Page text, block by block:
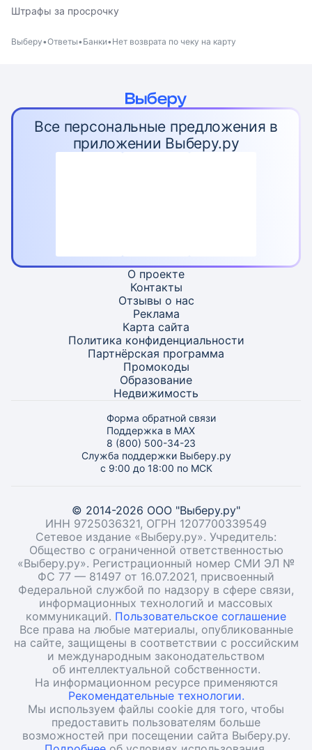
Штрафы за просрочку
Выберу Ответы Банки Нет возврата по чеку на карту
Все персональные предложения в
приложении Выберу.ру
О проекте
Контакты
Отзывы о нас
Реклама
Карта сайта
Политика конфиденциальности
Партнёрская программа
Промокоды
Образование
Недвижимость
Форма обратной связи
Поддержка в MAX
8 (800) 500-34-23
Служба поддержки Выберу.ру
с 9:00 до 18:00 по МСК
© 2014-2026 ООО "Выберу.ру"
ИНН 9725036321, ОГРН 1207700339549
Сетевое издание «Выберу.ру». Учредитель:
Общество с ограниченной ответственностью
«Выберу.ру». Регистрационный номер СМИ ЭЛ №
ФС 77 — 81497 от 16.07.2021, присвоенный
Федеральной службой по надзору в сфере связи,
информационных технологий и массовых
коммуникаций. Пользовательское соглашение
Все права на любые материалы, опубликованные
на сайте, защищены в соответствии с российским
и международным законодательством
об интеллектуальной собственности.
На информационном ресурсе применяются
Рекомендательные технологии.
Мы используем файлы cookie для того, чтобы
предоставить пользователям больше
возможностей при посещении сайта Выберу.ру.